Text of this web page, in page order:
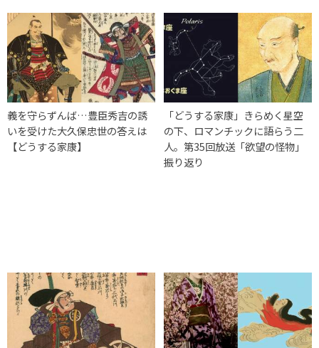
義を守らずんば…豊臣秀吉の誘
いを受けた大久保忠世の答えは
【どうする家康】
「どうする家康」きらめく星空
の下、ロマンチックに語らう二
人。第35回放送「欲望の怪物」
振り返り